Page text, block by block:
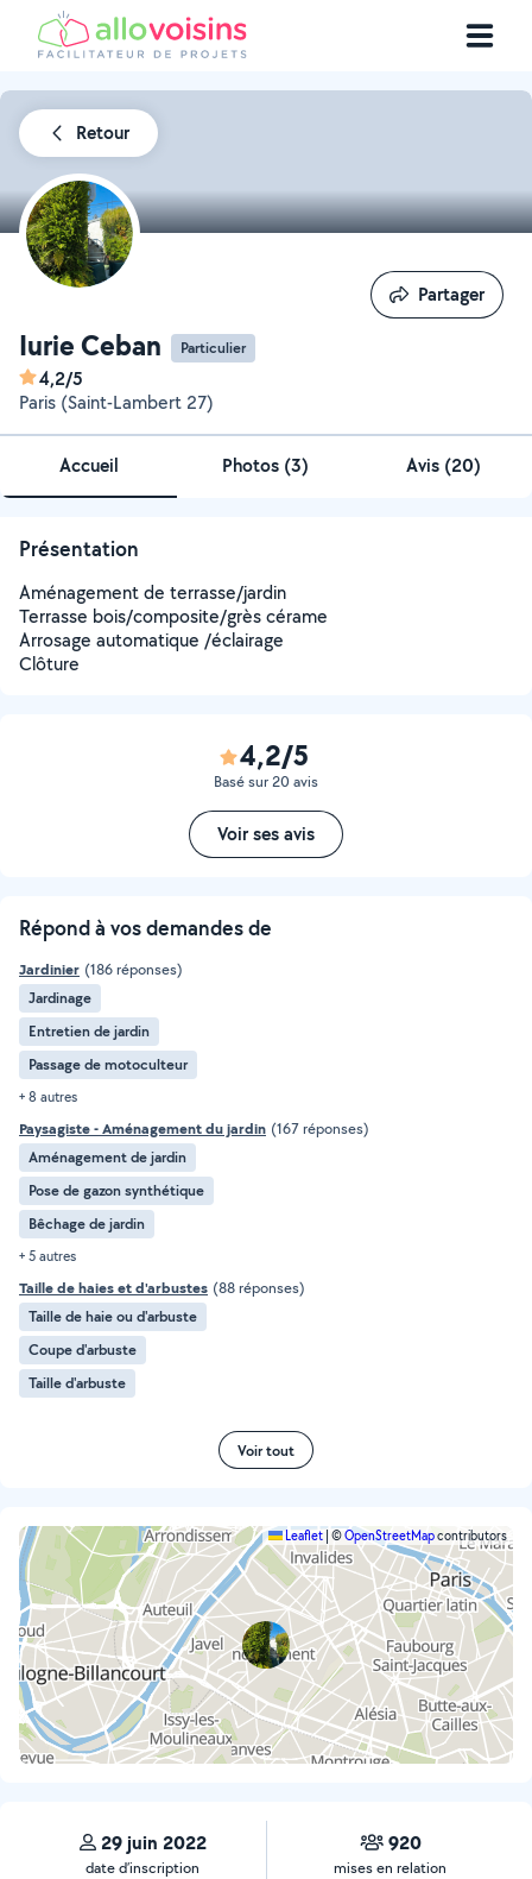
Retour
Iurie Ceban Particulier
4,2/5
Paris (Saint-Lambert 27)
Partager
Partager
Accueil Photos (3) Avis (20)
Présentation
Aménagement de terrasse/jardin
Terrasse bois/composite/grès cérame
Arrosage automatique /éclairage
Clôture
4,2/5
Basé sur 20 avis
Voir ses avis
Répond à vos demandes de
Jardinier (186 réponses)
Jardinage
Entretien de jardin
Passage de motoculteur
+ 8 autres
Paysagiste - Aménagement du jardin (167 réponses)
Aménagement de jardin
Pose de gazon synthétique
Bêchage de jardin
+ 5 autres
Taille de haies et d'arbustes (88 réponses)
Taille de haie ou d'arbuste
Coupe d'arbuste
Taille d'arbuste
Voir tout
Leaflet ©OpenStreetMapcontributors
29 juin 2022
date d’inscription
920
mises en relation